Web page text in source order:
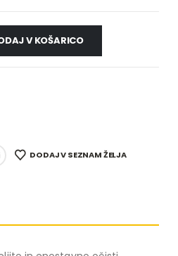
V KOŠARICO
DODAJ V SEZNAM ŽELJA